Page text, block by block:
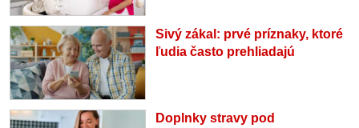
Sivý zákal: prvé príznaky, ktoré
ľudia často prehliadajú
Doplnky stravy pod